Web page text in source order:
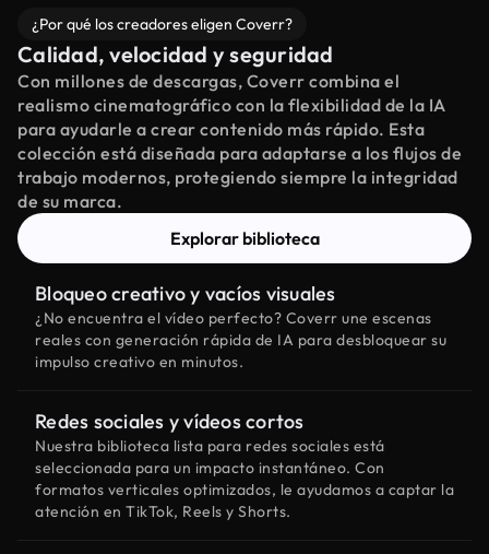
¿Por qué los creadores eligen Coverr?
Calidad, velocidad y seguridad
Con millones de descargas, Coverr combina el
realismo cinematográfico con la flexibilidad de la IA
para ayudarle a crear contenido más rápido. Esta
colección está diseñada para adaptarse a los flujos de
trabajo modernos, protegiendo siempre la integridad
de su marca.
Explorar biblioteca
Bloqueo creativo y vacíos visuales
¿No encuentra el vídeo perfecto? Coverr une escenas
reales con generación rápida de IA para desbloquear su
impulso creativo en minutos.
Redes sociales y vídeos cortos
Nuestra biblioteca lista para redes sociales está
seleccionada para un impacto instantáneo. Con
formatos verticales optimizados, le ayudamos a captar la
atención en TikTok, Reels y Shorts.